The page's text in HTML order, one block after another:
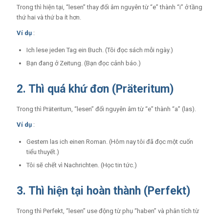
Trong thì hiện tại, “lesen” thay đổi âm nguyên từ “e” thành “i” ở tầng
thứ hai và thứ ba ít hơn.
Ví dụ :
Ich lese jeden Tag ein Buch. (Tôi đọc sách mỗi ngày.)
Bạn đang ở Zeitung. (Bạn đọc cảnh báo.)
2. Thì quá khứ đơn (Präteritum)
Trong thì Präteritum, “lesen” đổi nguyên âm từ “e” thành “a” (las).
Ví dụ :
Gestern las ich einen Roman. (Hôm nay tôi đã đọc một cuốn
tiểu thuyết.)
Tôi sẽ chết vì Nachrichten. (Học ​​tin tức.)
3. Thì hiện tại hoàn thành (Perfekt)
Trong thì Perfekt, “lesen” use động từ phụ “haben” và phân tích từ